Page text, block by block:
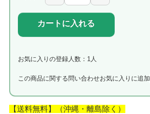
カートに入れる
お気に入りの登録人数：1人
この商品に関する問い合わせお気に入りに追加
【送料無料】（沖縄・離島除く）